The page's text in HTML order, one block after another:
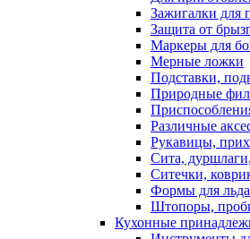
Зажигалки для
Защита от
Маркеры для
Мерные ложки
Подставки,
Природные
Различные
Рукавицы,
Сита,
Ситечки,
Формы для льда
Штопоры,
Кухонные